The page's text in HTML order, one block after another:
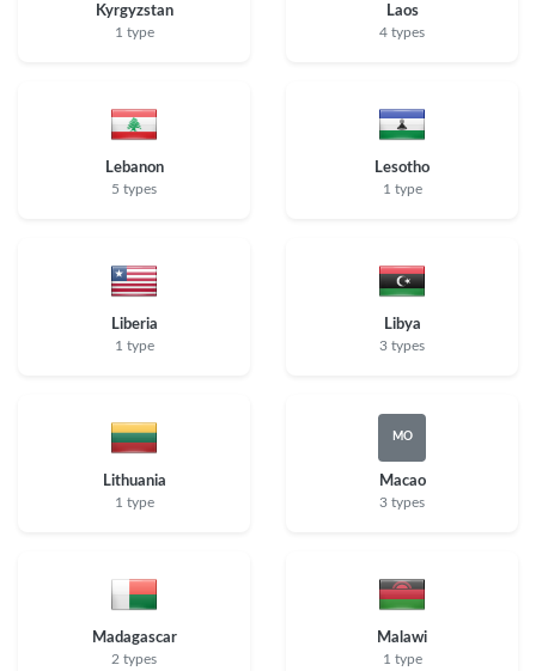
Kyrgyzstan
1 type
Laos
4 types
Lebanon
5 types
Lesotho
1 type
Liberia
1 type
Libya
3 types
Lithuania
1 type
MO
Macao
3 types
Madagascar
2 types
Malawi
1 type